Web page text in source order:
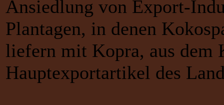
Ansiedlung von Export-
Plantagen, in denen
liefern mit Kopra, aus dem
Hauptexportartikel des